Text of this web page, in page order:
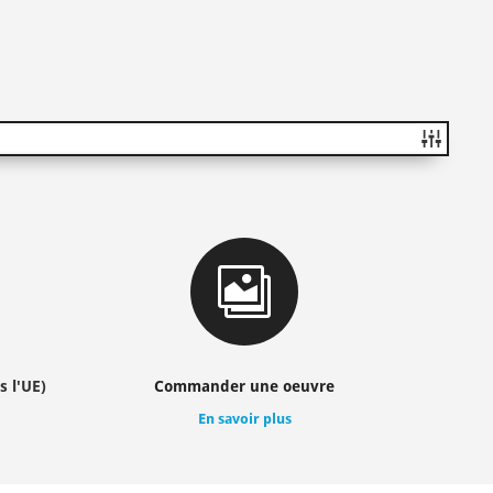
l'UE)

Commander une oeuvre
En savoir plus